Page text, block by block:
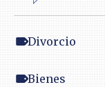
Divorcio
Bienes